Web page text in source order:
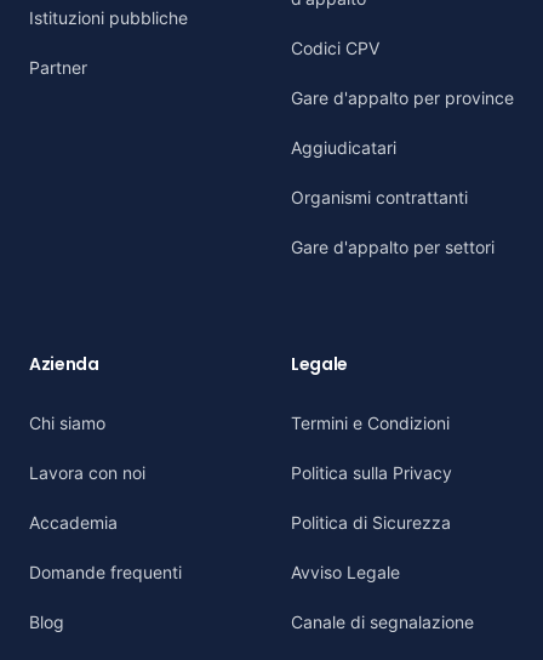
Istituzioni pubbliche
Partner
Codici CPV
Gare d'appalto per province
Aggiudicatari
Organismi contrattanti
Gare d'appalto per settori
Azienda
Chi siamo
Lavora con noi
Accademia
Domande frequenti
Blog
Legale
Termini e Condizioni
Politica sulla Privacy
Politica di Sicurezza
Avviso Legale
Canale di segnalazione